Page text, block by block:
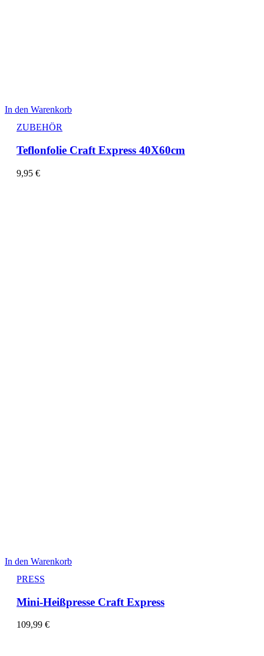
In den Warenkorb
ZUBEHÖR
Teflonfolie Craft Express 40X60cm
9,95 €
In den Warenkorb
PRESS
Mini-Heißpresse Craft Express
109,99 €